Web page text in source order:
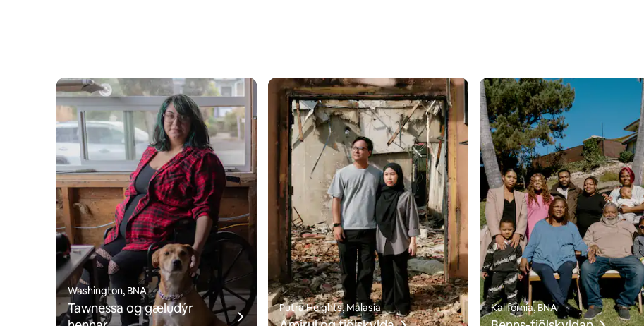
Washington, BNA
Tawnessa og gæludýr
Putra Heights, Malasía Kalifornía, BNA